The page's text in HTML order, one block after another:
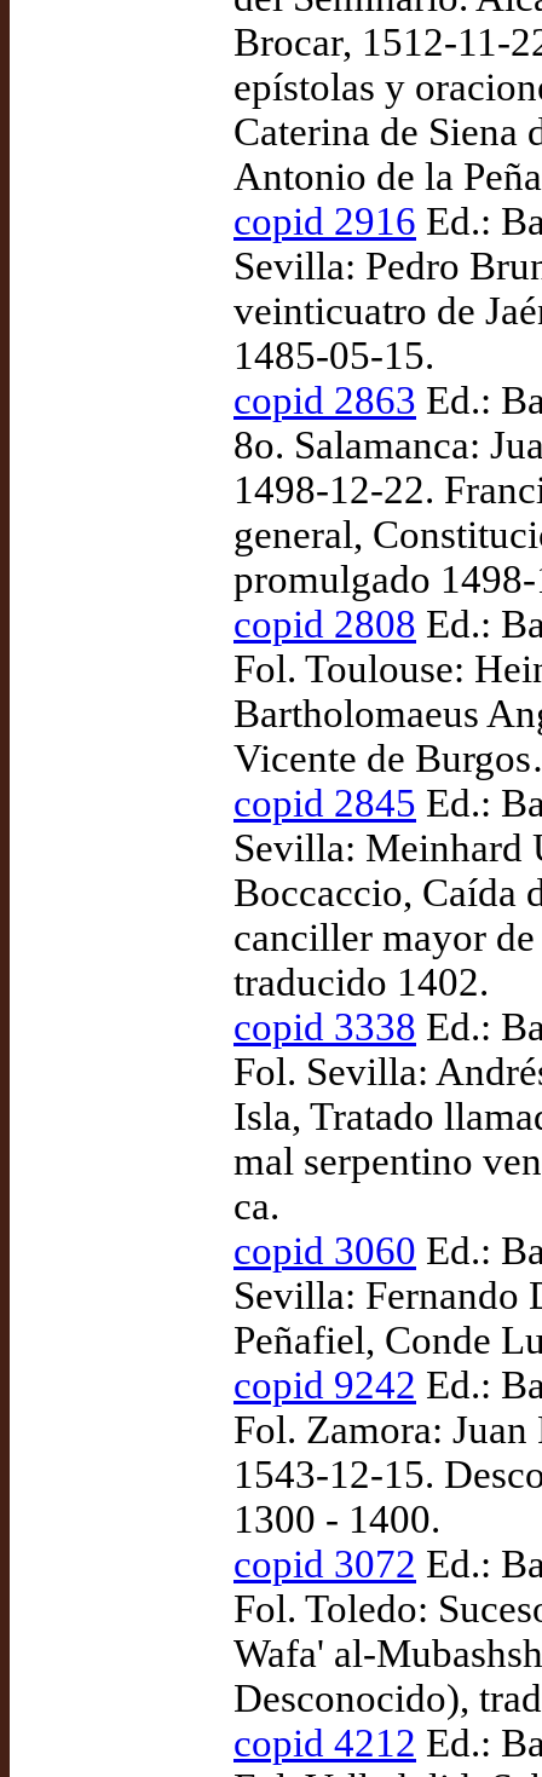
Brocar, 1512-11-
epístolas y
Caterina de Siena
Antonio de la
copid 2916 Ed.:
Sevilla: Pedro
veinticuatro de
1485-05-15.
copid 2863 Ed.:
8o. Salamanca:
1498-12-22.
general,
promulgado
copid 2808 Ed.:
Fol. Toulouse:
Bartholomaeus
Vicente de
copid 2845 Ed.:
Sevilla: Meinhard
Boccaccio, Caída
canciller mayor
traducido 1402.
copid 3338 Ed.:
Fol. Sevilla:
Isla, Tratado
mal serpentino
ca.
copid 3060 Ed.:
Sevilla: Fernando
Peñafiel, Conde
copid 9242 Ed.:
Fol. Zamora: Juan
1543-12-15.
1300 - 1400.
copid 3072 Ed.:
Fol. Toledo:
Wafa' al-
Desconocido),
copid 4212 Ed.: